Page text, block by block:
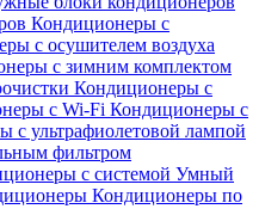
Кондиционеры с
с осушителем воздуха
с зимним комплектом
Кондиционеры с
с Wi-Fi Кондиционеры с
с ультрафиолетовой лампой
фильтром
с системой Умный
Кондиционеры по